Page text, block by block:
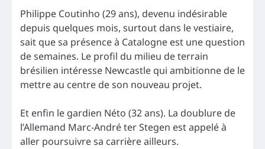
Philippe Coutinho (29 ans), devenu indésirable
depuis quelques mois, surtout dans le vestiaire,
sait que sa présence à Catalogne est une question
de semaines. Le profil du milieu de terrain
brésilien intéresse Newcastle qui ambitionne de le
mettre au centre de son nouveau projet.
Et enfin le gardien Néto (32 ans). La doublure de
l’Allemand Marc-André ter Stegen est appelé à
aller poursuivre sa carrière ailleurs.